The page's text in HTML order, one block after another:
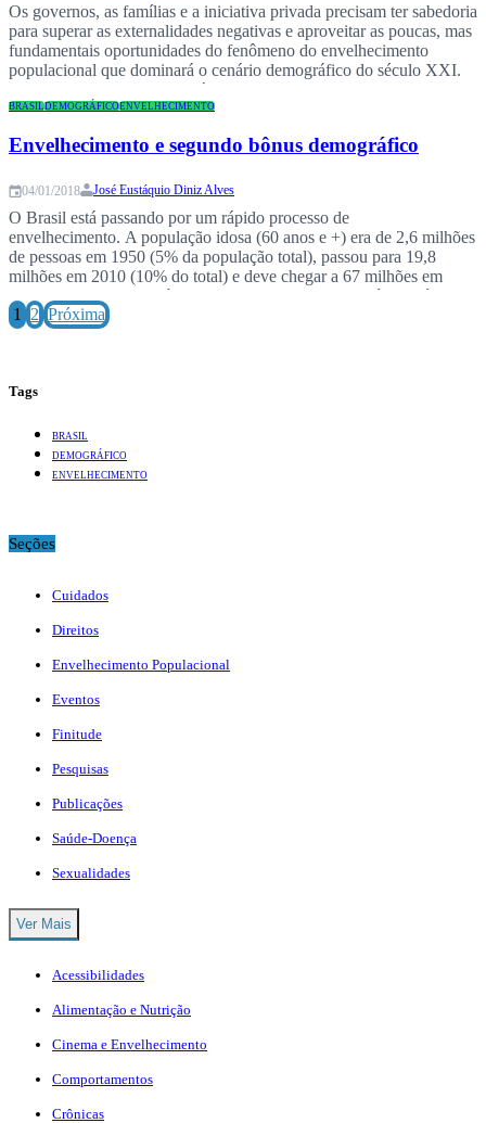
Os governos, as famílias e a iniciativa privada precisam ter sabedoria
para superar as externalidades negativas e aproveitar as poucas, mas
fundamentais oportunidades do fenômeno do envelhecimento
populacional que dominará o cenário demográfico do século XXI.
As novas projeções demográficas divulgadas pela Divisão de
População da ONU (revisão 2019) deixaram claro que o processo
BRASILDEMOGRÁFICOENVELHECIMENTO
Envelhecimento e segundo bônus demográfico
04/01/2018 José Eustáquio Diniz Alves
O Brasil está passando por um rápido processo de
envelhecimento. A população idosa (60 anos e +) era de 2,6 milhões
de pessoas em 1950 (5% da população total), passou para 19,8
milhões em 2010 (10% do total) e deve chegar a 67 milhões em
2050 (quase 30% do número total de habitantes do país). José…
1
2 Próxima
Tags
BRASIL
DEMOGRÁFICO
ENVELHECIMENTO
Seções
Cuidados
Direitos
Envelhecimento Populacional
Eventos
Finitude
Pesquisas
Publicações
Saúde-Doença
Sexualidades
Ver Mais
Acessibilidades
Alimentação e Nutrição
Cinema e Envelhecimento
Comportamentos
Crônicas